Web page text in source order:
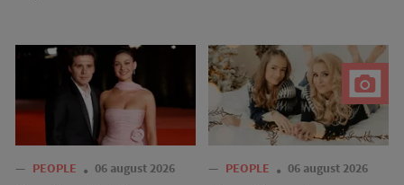
— PEOPLE 06 august 2026 — PEOPLE 06 august 2026